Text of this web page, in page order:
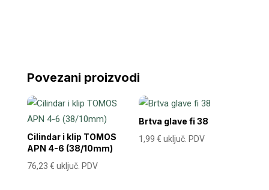
Povezani proizvodi
Cilindar i klip TOMOS
APN 4-6 (38/10mm)
76,23 € uključ. PDV
Brtva glave fi 38
1,99€ uključ. PDV